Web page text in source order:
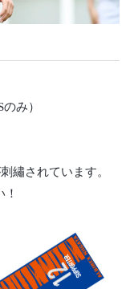
み）
繡されています。